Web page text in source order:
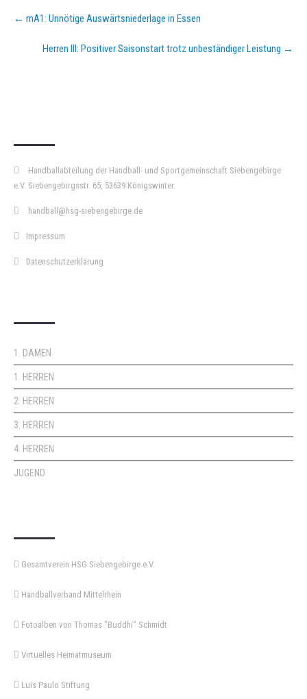
Post
navigation
← mA1: Unnötige Auswärtsniederlage in Essen
Herren III: Positiver Saisonstart trotz unbeständiger Leistung →
Handballabteilung der Handball- und Sportgemeinschaft Siebengebirge
e.V. Siebengebirgsstr. 65, 53639 Königswinter.
handball@hsg-siebengebirge.de
Impressum
Datenschutzerklärung
1. DAMEN
1. HERREN
2. HERREN
3. HERREN
4. HERREN
JUGEND
Gesamtverein HSG Siebengebirge e.V.
Handballverband Mittelrhein
Fotoalben von Thomas "Buddhi" Schmidt
Virtuelles Heimatmuseum
Luis Paulo Stiftung